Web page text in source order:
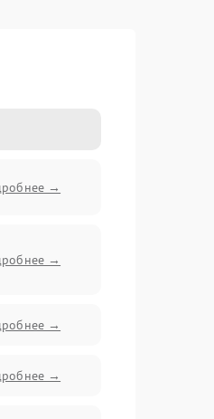
→
→
→
→